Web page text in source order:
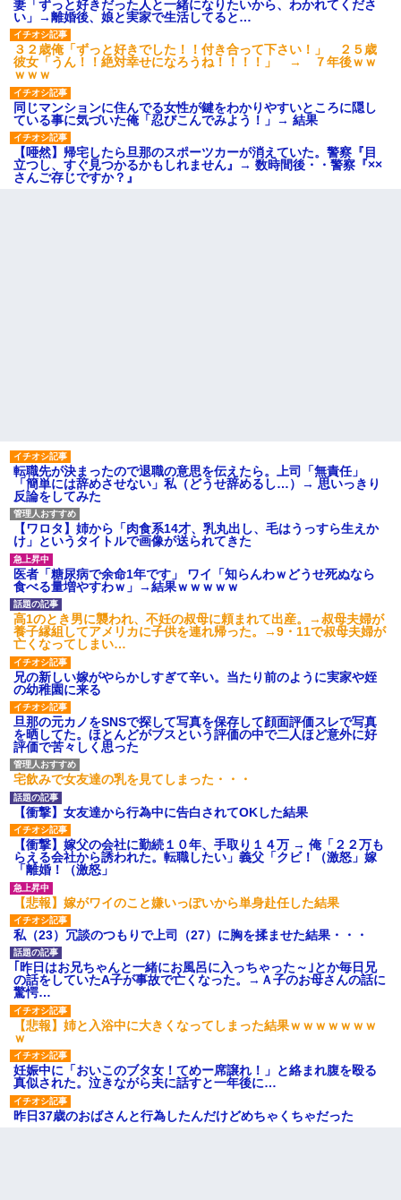
妻「ずっと好きだった人と一緒になりたいから、わかれてくださ
い」→離婚後、娘と実家で生活してると…
３２歳俺「ずっと好きでした！！付き合って下さい！」 ２５歳
彼女「うん！！絶対幸せになろうね！！！！」 → ７年後ｗｗ
ｗｗｗ
同じマンションに住んでる女性が鍵をわかりやすいところに隠し
ている事に気づいた俺「忍びこんでみよう！」→ 結果
【唖然】帰宅したら旦那のスポーツカーが消えていた。警察『目
立つし、すぐ見つかるかもしれません』→ 数時間後・・警察『××
さんご存じですか？』
転職先が決まったので退職の意思を伝えたら。上司「無責任」
「簡単には辞めさせない」私（どうせ辞めるし…）→ 思いっきり
反論をしてみた
【ワロタ】姉から「肉食系14才、乳丸出し、毛はうっすら生えか
け」というタイトルで画像が送られてきた
医者「糖尿病で余命1年です」 ワイ「知らんわｗどうせ死ぬなら
食べる量増やすわｗ」→結果ｗｗｗｗｗ
高1のとき男に襲われ、不妊の叔母に頼まれて出産。→叔母夫婦が
養子縁組してアメリカに子供を連れ帰った。→9・11で叔母夫婦が
亡くなってしまい…
兄の新しい嫁がやらかしすぎて辛い。当たり前のように実家や姪
の幼稚園に来る
旦那の元カノをSNSで探して写真を保存して顔面評価スレで写真
を晒してた。ほとんどがブスという評価の中で二人ほど意外に好
評価で苦々しく思った
宅飲みで女友達の乳を見てしまった・・・
【衝撃】女友達から行為中に告白されてOKした結果
【衝撃】嫁父の会社に勤続１０年、手取り１４万 → 俺「２２万も
らえる会社から誘われた。転職したい」義父「クビ！（激怒」嫁
「離婚！（激怒」
【悲報】嫁がワイのこと嫌いっぽいから単身赴任した結果
私（23）冗談のつもりで上司（27）に胸を揉ませた結果・・・
｢昨日はお兄ちゃんと一緒にお風呂に入っちゃった～｣とか毎日兄
の話をしていたA子が事故で亡くなった。→Ａ子のお母さんの話に
驚愕…
【悲報】姉と入浴中に大きくなってしまった結果ｗｗｗｗｗｗｗ
ｗ
妊娠中に「おいこのブタ女！てめー席譲れ！」と絡まれ腹を殴る
真似された。泣きながら夫に話すと一年後に…
昨日37歳のおばさんと行為したんだけどめちゃくちゃだった